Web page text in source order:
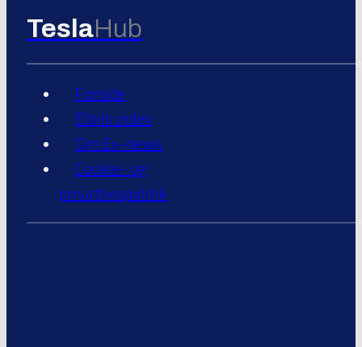
TeslaHub
Forside
Elbils index
Om Ev-news
Cookie- og
privatlivspolitik